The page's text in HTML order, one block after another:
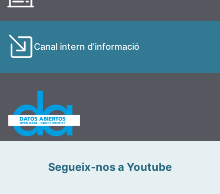
Canal intern d’informació
Segueix-nos a Youtube